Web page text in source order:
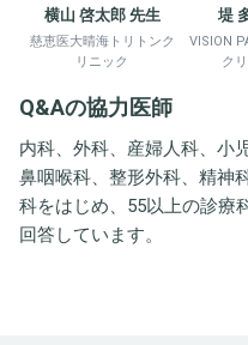
横山 啓太郎 先生
慈恵医大晴海トリトンク
リニック
堤
VISION
ク
Q&Aの協力医師
内科、外科、産婦人科、小
鼻咽喉科、整形外科、精神
科をはじめ、55以上の診療
回答しています。